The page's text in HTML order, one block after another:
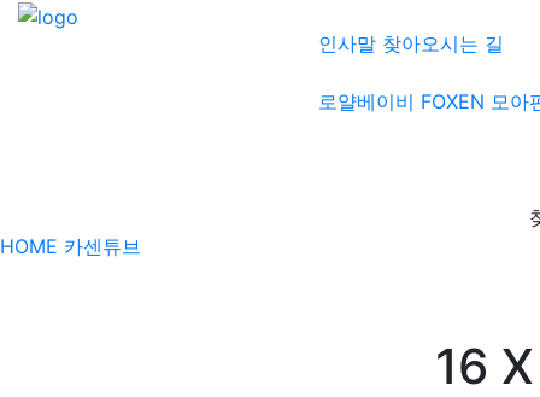
인사말 찾아오시는 길
로얄베이비 FOXEN 모아
HOME 카센튜브
16